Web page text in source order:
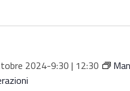
2024-9:30 | 12:30